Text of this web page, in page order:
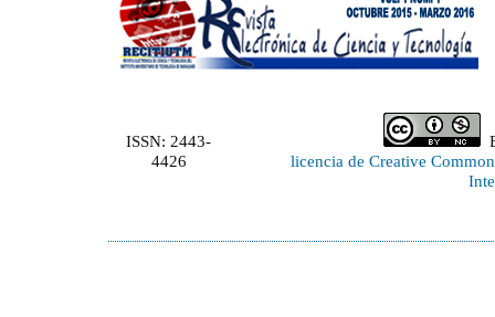
ISSN: 2443-
4426
licencia de Creative